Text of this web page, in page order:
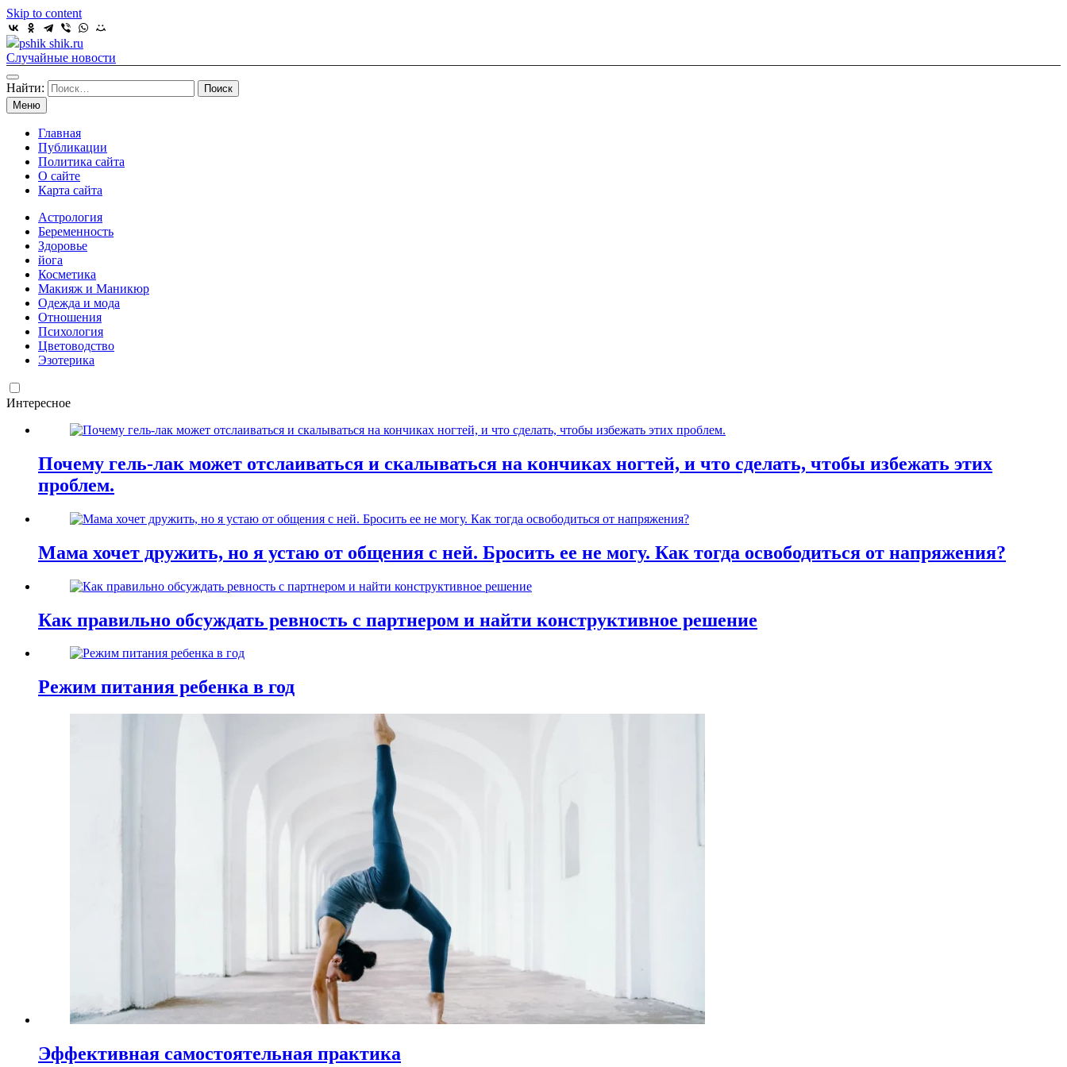
Skip to content
pshik shik.ru
Случайные новости
Найти:
Меню
Главная
Публикации
Политика сайта
О сайте
Карта сайта
Астрология
Беременность
Здоровье
йога
Косметика
Макияж и Маникюр
Одежда и мода
Отношения
Психология
Цветоводство
Эзотерика
Интересное
Почему гель-лак может отслаиваться и скалываться на кончиках ногтей, и что сделать, чтобы избежать этих
проблем.
Мама хочет дружить, но я устаю от общения с ней. Бросить ее не могу. Как тогда освободиться от напряжения?
Как правильно обсуждать ревность с партнером и найти конструктивное решение
Режим питания ребенка в год
Эффективная самостоятельная практика